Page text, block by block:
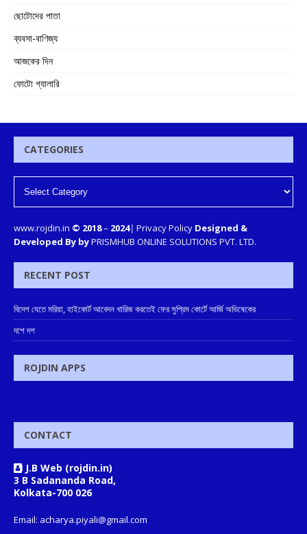
ছোটোদের পাতা
ব্যবসা-বাণিজ্য
আজকের দিন
ফোটো গ্যালারি
CATEGORIES
www.rojdin.in © 2018– 2024| Privacy Policy Designed &
Developed By byPRISMHUB ONLINE SOLUTIONS PVT. LTD.
RECENT POST
বিদেশ যেতে মরিয়া, হাইকোর্ট আবেদন খারিজ করতেই ফের সুপ্রিম কোর্টে আর্জি অভিষেকের
দশে দশ
ROJDIN APPS
CONTACT
J.B Web (rojdin.in)
3 B Sadananda Road,
Kolkata-700 026
Email: acharya.piyali@gmail.com